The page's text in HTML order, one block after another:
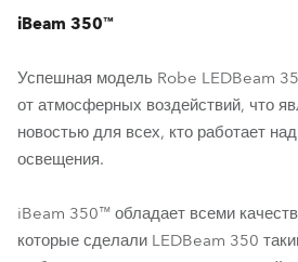
iBeam 350™
Успешная модель Robe LEDBeam
от атмосферных воздействий, что
новостью для всех, кто работает
освещения.
iBeam 350™ обладает всеми
которые сделали LEDBeam 350